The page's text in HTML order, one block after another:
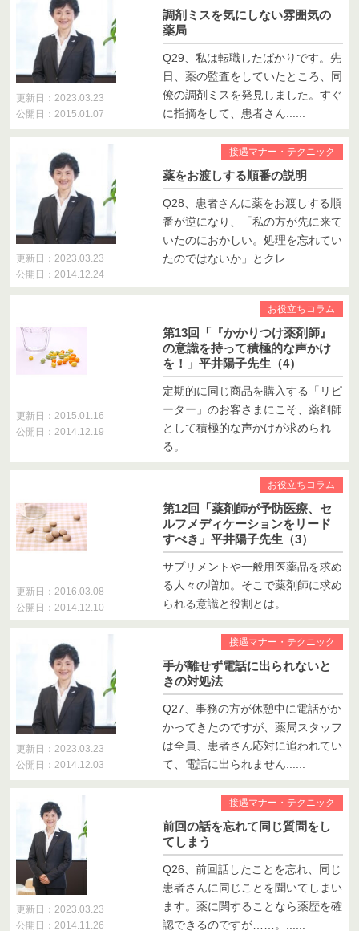
更新日：2023.03.23
公開日：2015.01.07
調剤ミスを気にしない雰囲気の
薬局
Q29、私は転職したばかりです。先
日、薬の監査をしていたところ、同
僚の調剤ミスを発見しました。すぐ
に指摘をして、患者さん......
更新日：2023.03.23
公開日：2014.12.24
接遇マナー・テクニック
薬をお渡しする順番の説明
Q28、患者さんに薬をお渡しする順
番が逆になり、「私の方が先に来て
いたのにおかしい。処理を忘れてい
たのではないか」とクレ......
更新日：2015.01.16
公開日：2014.12.19
お役立ちコラム
第13回「『かかりつけ薬剤師』
の意識を持って積極的な声かけ
を！」平井陽子先生（4）
定期的に同じ商品を購入する「リピ
ーター」のお客さまにこそ、薬剤師
として積極的な声かけが求められ
る。
更新日：2016.03.08
公開日：2014.12.10
お役立ちコラム
第12回「薬剤師が予防医療、セ
ルフメディケーションをリード
すべき」平井陽子先生（3）
サプリメントや一般用医薬品を求め
る人々の増加。そこで薬剤師に求め
られる意識と役割とは。
更新日：2023.03.23
公開日：2014.12.03
接遇マナー・テクニック
手が離せず電話に出られないと
きの対処法
Q27、事務の方が休憩中に電話がか
かってきたのですが、薬局スタッフ
は全員、患者さん応対に追われてい
て、電話に出られません......
更新日：2023.03.23
公開日：2014.11.26
接遇マナー・テクニック
前回の話を忘れて同じ質問をし
てしまう
Q26、前回話したことを忘れ、同じ
患者さんに同じことを聞いてしまい
ます。薬に関することなら薬歴を確
認できるのですが……。......